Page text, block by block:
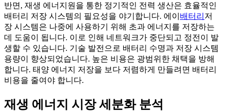
반면, 재생 에너지원을 통한 정기적인 전력 생산은 효율적인
배터리 저장 시스템의 필요성을 야기합니다. 에이 배터리 저
장 시스템은 나중에 사용하기 위해 초과 에너지를 저장하는
데 도움이 됩니다. 이로 인해 네트워크가 중단되고 정전이 발
생할 수 있습니다. 기술 발전으로 배터리 수명과 저장 시스템
용량이 향상되었습니다. 높은 비용은 광범위한 채택을 방해
합니다. 태양 에너지 저장을 보다 저렴하게 만들려면 배터리
비용을 줄여야 합니다.
재생 에너지 시장 세분화 분석